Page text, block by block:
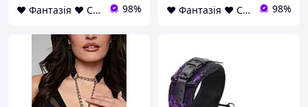
❤ Фантазія ❤ Секс шоп інтернет магазин товарів для дорослих ❤ Анонімно 98% ❤ Фантазія ❤ Секс шоп інтернет магазин товарів для дорослих ❤ Анонімно 98%